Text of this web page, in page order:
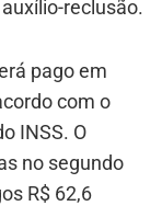
reclusão.
pago em
com o
INSS. O
no segundo
R$ 62,6